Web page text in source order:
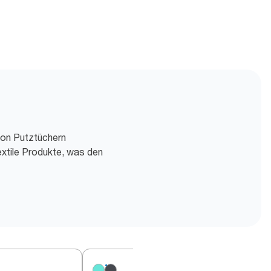
Putztüchern
Produkte, was den